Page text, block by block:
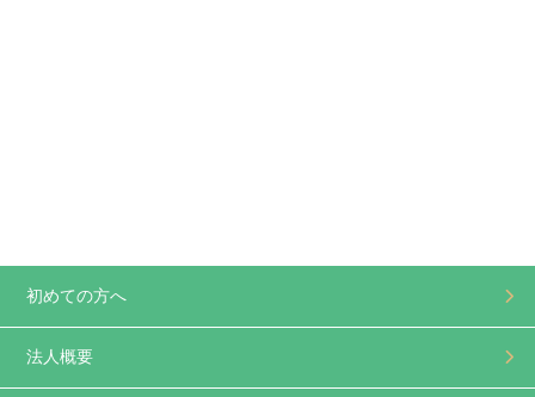
初めての方へ
法人概要